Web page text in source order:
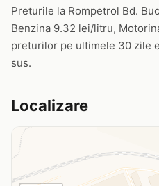
Preturile la Rompetrol Bd.
Benzina 9.32 lei/litru,
preturilor pe ultimele 30 zile
sus.
Localizare